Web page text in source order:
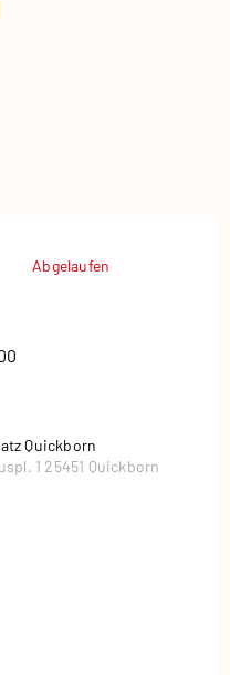
Abgelaufen
Quickborn
1 25451 Quickborn